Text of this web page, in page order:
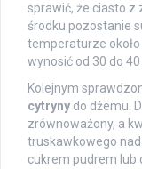
sprawić, że ciasto z
środku pozostanie
temperaturze
wynosić od 30 do
Kolejnym
cytryny do dżemu.
zrównoważony, a
truskawkowego
cukrem pudrem lub